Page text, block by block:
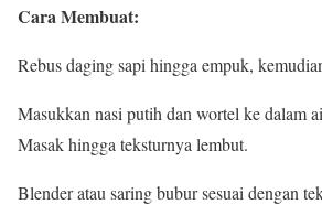
Cara Membuat:
Rebus daging sapi hingga empuk,
Masukkan nasi putih dan wortel ke dalam
Masak hingga teksturnya lembut.
Blender atau saring bubur sesuai dengan